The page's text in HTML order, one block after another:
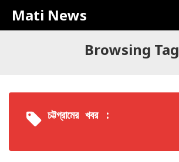
Mati News
Browsing Tag
চট্টগ্রামের খবর :